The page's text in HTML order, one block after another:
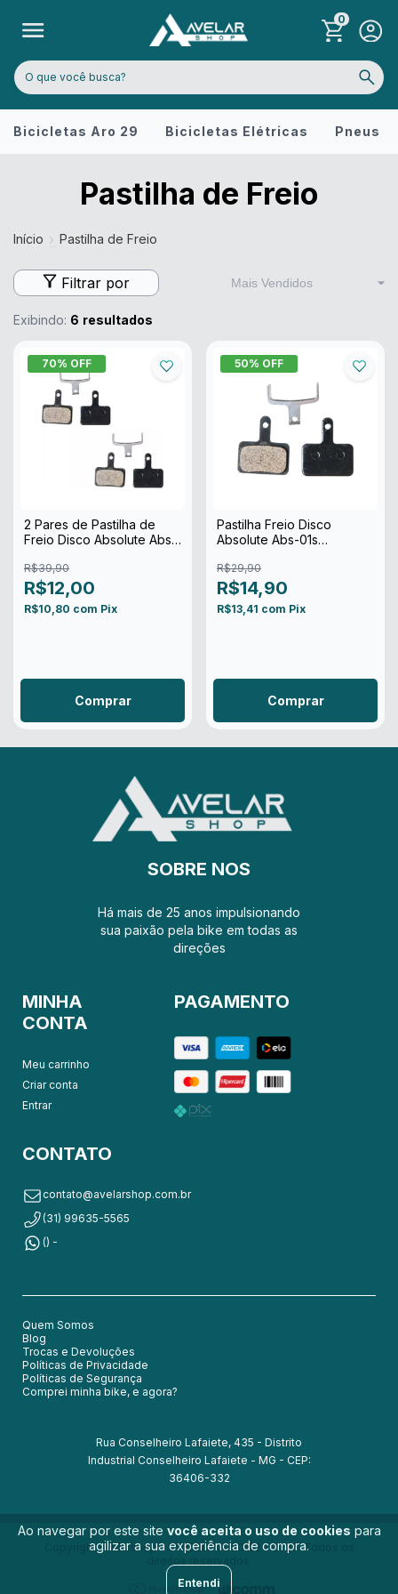
0
Bicicletas Aro 29 Bicicletas Elétricas Pneus
Ao navegar por este site você aceita o uso de cookies para
agilizar a sua experiência de compra.
Entendi
Pastilha de Freio
Início Pastilha de Freio
Filtrar por
Exibindo: 6 resultados
70% OFF
2 Pares de Pastilha de
Freio Disco Absolute Abs-
R$39,90
R$12,00
R$10,80 com Pix
50% OFF
Pastilha Freio Disco
Absolute Abs-01s
R$29,90
R$14,90
R$13,41 com Pix
SOBRE NOS
Há mais de 25 anos impulsionando
sua paixão pela bike em todas as
direções
MINHA
CONTA
Meu carrinho
Criar conta
Entrar
CONTATO
contato@avelarshop.com.br
(31) 99635-5565
() -
PAGAMENTO
Quem Somos
Blog
Trocas e Devoluções
Políticas de Privacidade
Políticas de Segurança
Comprei minha bike, e agora?
Rua Conselheiro Lafaiete, 435 - Distrito
Industrial Conselheiro Lafaiete - MG - CEP:
36406-332
Copyright Avelarshop - 54050830000152 - 2026. Todos os